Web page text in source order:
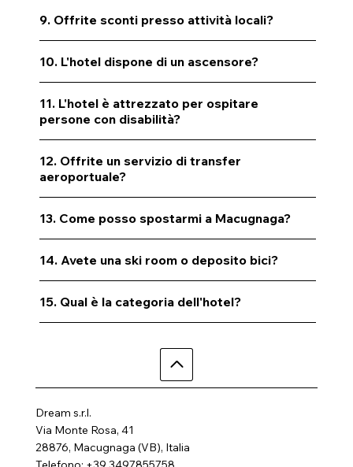
9. Offrite sconti presso attività locali?
10. L'hotel dispone di un ascensore?
11. L'hotel è attrezzato per ospitare
persone con disabilità?
12. Offrite un servizio di transfer
aeroportuale?
13. Come posso spostarmi a Macugnaga?
14. Avete una ski room o deposito bici?
15. Qual è la categoria dell'hotel?
Dream s.r.l.
Via Monte Rosa, 41
28876, Macugnaga (VB), Italia